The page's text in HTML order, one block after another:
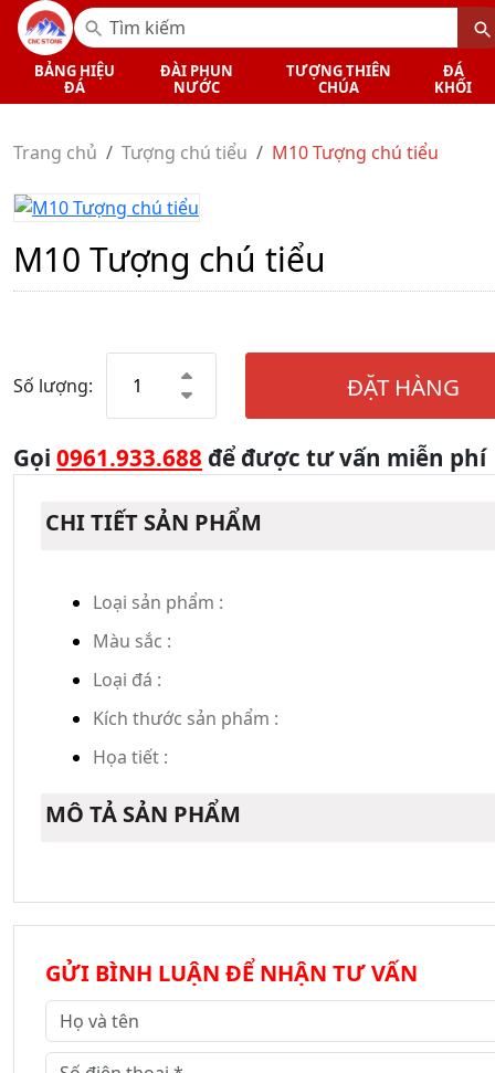
BẢNG HIỆU
ĐÁ
ĐÀI PHUN
NƯỚC
TƯỢNG THIÊN
CHÚA
ĐÁ
KHỐI
Trang chủ Tượng chú tiểu M10 Tượng chú tiểu
M10 Tượng chú tiểu
Số lượng: ĐẶT HÀNG
Gọi 0961.933.688 để được tư vấn miễn phí
CHI TIẾT SẢN PHẨM
Loại sản phẩm :
Màu sắc :
Loại đá :
Kích thước sản phẩm :
Họa tiết :
MÔ TẢ SẢN PHẨM
GỬI BÌNH LUẬN ĐỂ NHẬN TƯ VẤN